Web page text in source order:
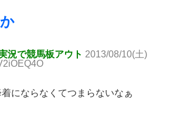
況で競馬板アウト 2013/08/10(土)
にならなくてつまらないなぁ